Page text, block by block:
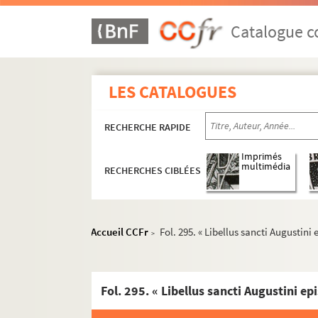
Catalogue
LES CATALOGUES
RECHERCHE RAPIDE
RECHERCHES CIBLÉES
Imprimés
multimédia
Accueil CCFr > Fol. 295. « Libellus sancti
Fol. 2 vo. « Accipe Francorum que sit
Fol. 3. « Disputatio inter cor et oculum.
Fol. 4 vo. Extraits divers, parmi lesquels
Fol. 8 vo. « Liber Ruth »
Fol. 11. « Admonitio sancti Cesarii
Fol. 24. Excerpta theologica. « Expositio
Fol. 26. « Sententia sancti Ysodori.
Fol. 37. « Tractatus cujusdam valde
Fol. 60. « Tractatus beati Jeronimi super
Fol. 62 vo. « Canticum Deborre.